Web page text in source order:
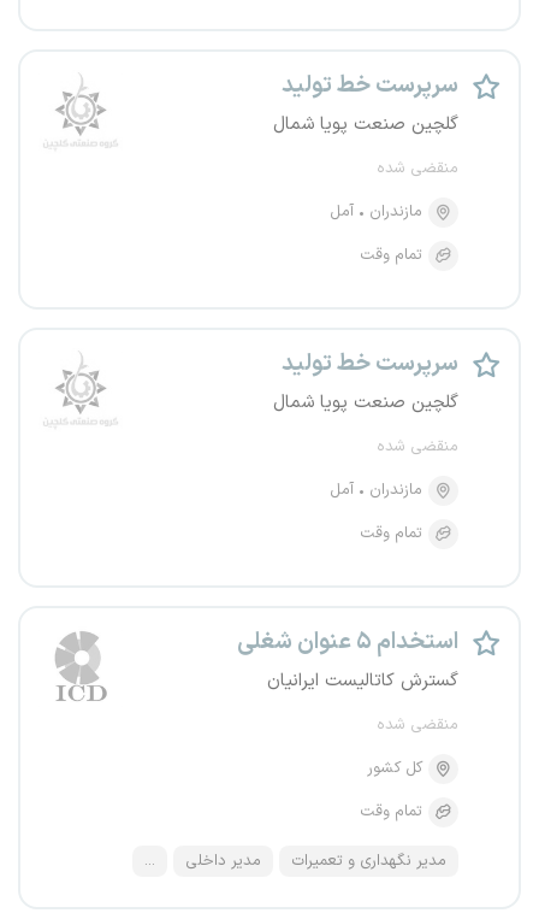
سرپرست خط تولید
گلچین صنعت پویا شمال
منقضی شده
مازندران
آمل
تمام وقت
سرپرست خط تولید
گلچین صنعت پویا شمال
منقضی شده
مازندران
آمل
تمام وقت
استخدام ۵ عنوان شغلی
گسترش کاتالیست ایرانیان
منقضی شده
کل کشور
تمام وقت
مدیر نگهداری و تعمیرات مدیر داخلی ...